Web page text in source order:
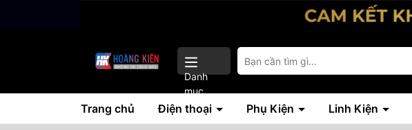
Danh
mục
Trang chủ Điện thoại Phụ Kiện Linh Kiện